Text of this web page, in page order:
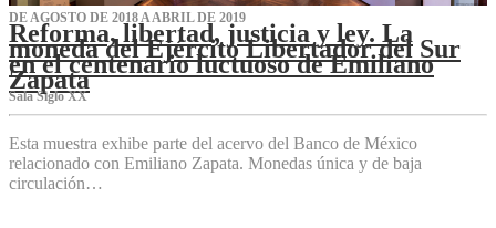
DE AGOSTO DE 2018 A ABRIL DE 2019
Reforma, libertad, justicia y ley. La
moneda del Ejército Libertador del Sur
en el centenario luctuoso de Emiliano
Zapata
Sala Siglo XX
Esta muestra exhibe parte del acervo del Banco de México
relacionado con Emiliano Zapata. Monedas única y de baja
circulación…